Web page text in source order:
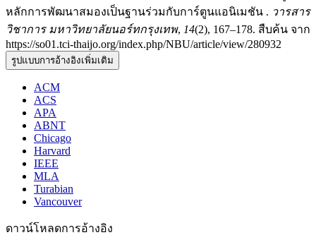
หลักการพัฒนาสมองเป็นฐานร่วมกับการ์ตูนแอนิเมชัน . วารสาร
วิชาการ มหาวิทยาลัยนอร์ทกรุงเทพ, 14(2), 167–178. สืบค้น จาก
https://so01.tci-thaijo.org/index.php/NBU/article/view/280932
รูปแบบการอ้างอิงเพิ่มเติม
ACM
ACS
APA
ABNT
Chicago
Harvard
IEEE
MLA
Turabian
Vancouver
ดาวน์โหลดการอ้างอิง